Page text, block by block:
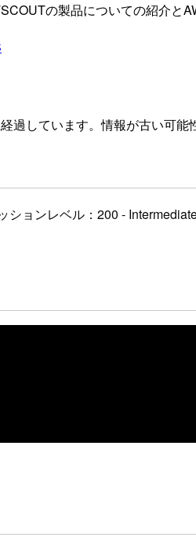
の製品についての紹介と
過しています。情報が古い可能
ションレベル：200 -